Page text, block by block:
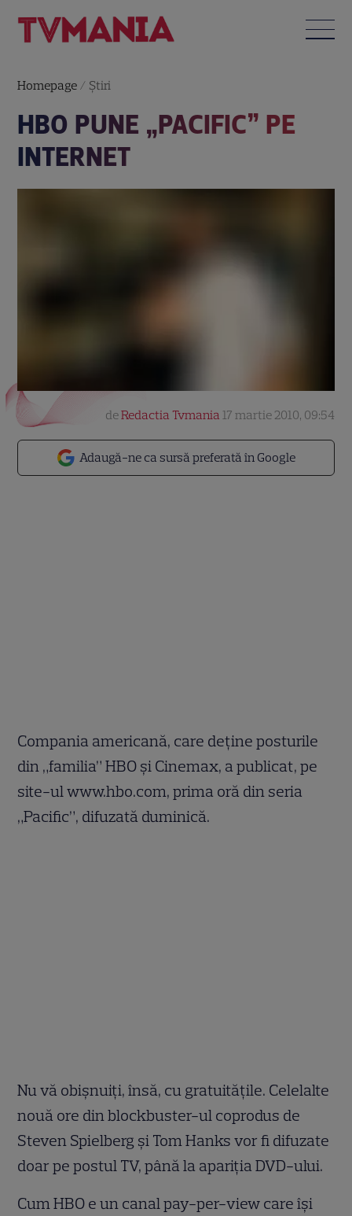
Homepage / Știri
HBO PUNE „PACIFIC” PE
INTERNET
Adaugă-ne ca sursă preferată în Google
deRedactia Tvmania 17 martie 2010, 09:54
Compania americană, care deţine posturile
din „familia” HBO şi Cinemax, a publicat, pe
site-ul www.hbo.com, prima oră din seria
„Pacific”, difuzată duminică.
Nu vă obişnuiţi, însă, cu gratuităţile. Celelalte
nouă ore din blockbuster-ul coprodus de
Steven Spielberg şi Tom Hanks vor fi difuzate
doar pe postul TV, până la apariţia DVD-ului.
Cum HBO e un canal pay-per-view care îşi